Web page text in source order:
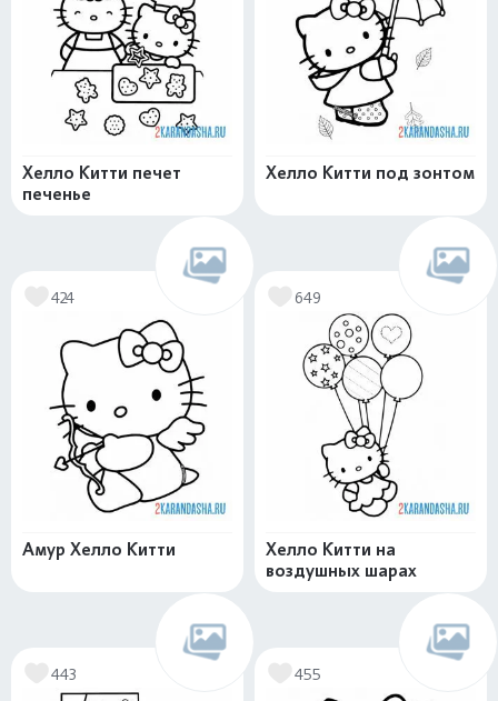
Хелло Китти печет
печенье
Хелло Китти под зонтом
424
Амур Хелло Китти
649
Хелло Китти на
воздушных шарах
443 455